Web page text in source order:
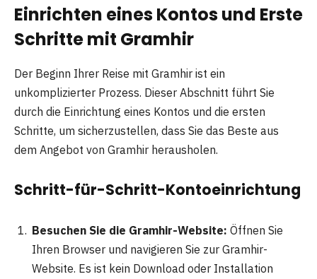
Einrichten eines Kontos und Erste
Schritte mit Gramhir
Der Beginn Ihrer Reise mit Gramhir ist ein
unkomplizierter Prozess. Dieser Abschnitt führt Sie
durch die Einrichtung eines Kontos und die ersten
Schritte, um sicherzustellen, dass Sie das Beste aus
dem Angebot von Gramhir herausholen.
Schritt-für-Schritt-Kontoeinrichtung
Besuchen Sie die Gramhir-Website: Öffnen Sie
Ihren Browser und navigieren Sie zur Gramhir-
Website. Es ist kein Download oder Installation